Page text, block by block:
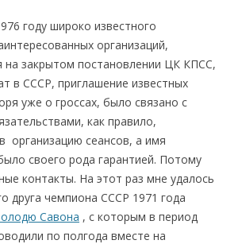
году широко известного
организаций,
на закрытом постановлении ЦК КПСС,
в СССР, приглашение известных
уже о гроссах, было связано с
как правило,
организацию сеансов, а имя
своего рода гарантией. Потому
контакты. На этот раз мне удалось
друга чемпиона СССР 1971 года
Савона , с которым в период
по полгода вместе на